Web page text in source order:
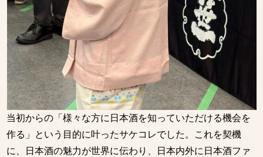
当初からの「様々な方に日本酒を知っていただける機会を
作る」という目的に叶ったサケコレでした。これを契機
に、日本酒の魅力が世界に伝わり、日本内外に日本酒ファ